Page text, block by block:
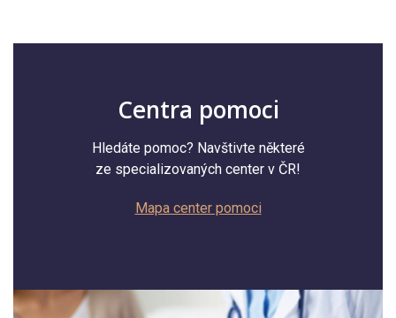
Centra pomoci
Hledáte pomoc? Navštivte některé
ze specializovaných center v ČR!
Mapa center pomoci